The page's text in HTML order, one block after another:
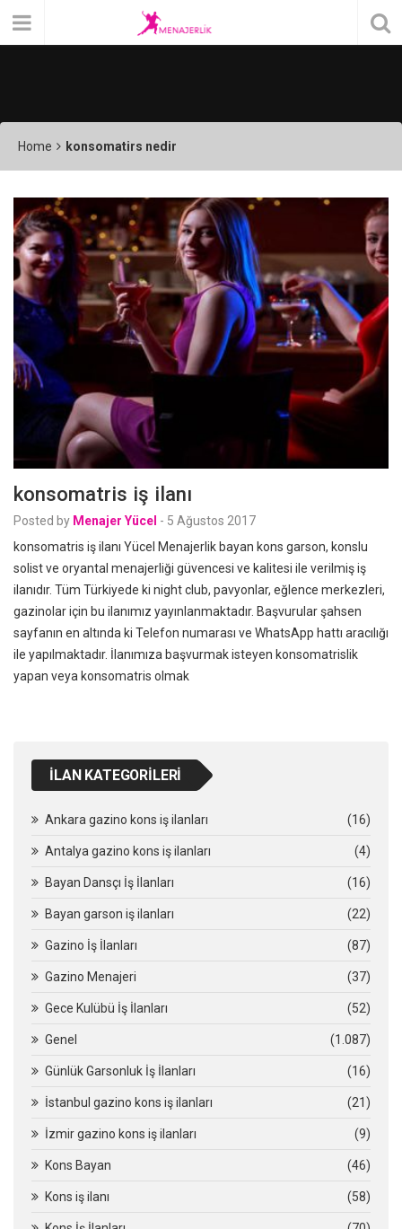
Home konsomatirs nedir
konsomatris iş ilanı
Posted by Menajer Yücel - 5 Ağustos 2017
konsomatris iş ilanı Yücel Menajerlik bayan kons garson, konslu
solist ve oryantal menajerliği güvencesi ve kalitesi ile verilmiş iş
ilanıdır. Tüm Türkiyede ki night club, pavyonlar, eğlence merkezleri,
gazinolar için bu ilanımız yayınlanmaktadır. Başvurular şahsen
sayfanın en altında ki Telefon numarası ve WhatsApp hattı aracılığı
ile yapılmaktadır. İlanımıza başvurmak isteyen konsomatrislik
yapan veya konsomatris olmak
İLAN KATEGORILERI
Ankara gazino kons iş ilanları (16)
Antalya gazino kons iş ilanları (4)
Bayan Dansçı İş İlanları (16)
Bayan garson iş ilanları (22)
Gazino İş İlanları (87)
Gazino Menajeri (37)
Gece Kulübü İş İlanları (52)
Genel (1.087)
Günlük Garsonluk İş İlanları (16)
İstanbul gazino kons iş ilanları (21)
İzmir gazino kons iş ilanları (9)
Kons Bayan (46)
Kons iş ilanı (58)